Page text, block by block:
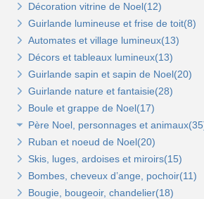
Tablettes bois et supports(3)
Tablettes verre et supports(3)
Autres supports(5)
Bras et penderies pour panneaux
Tablettes verre et supports Opus(0)
Montant terminal métal(0)
Broches et barres de charge(6)
Penderies et bras fond métal(4)
Tablettes et paniers(5)
Montant terminal pour fond bois(0)
Penderies et bras fond bois(4)
Tablettes(4)
Décoration vitrine de Noel(12)
Guirlande lumineuse et frise de toit(8)
Automates et village lumineux(13)
Décors et tableaux lumineux(13)
Guirlande sapin et sapin de Noel(20)
Guirlande nature et fantaisie(28)
Boule et grappe de Noel(17)
Père Noel, personnages et
Animaux et personnages(18)
Bonhomme de neige(11)
Père Noel(13)
Ruban et noeud de Noel(20)
Skis, luges, ardoises et miroirs(15)
Bombes, cheveux d’ange, pochoir(11)
Bougie, bougeoir, chandelier(18)